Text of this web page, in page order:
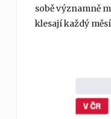
sobě významně
klesají každý